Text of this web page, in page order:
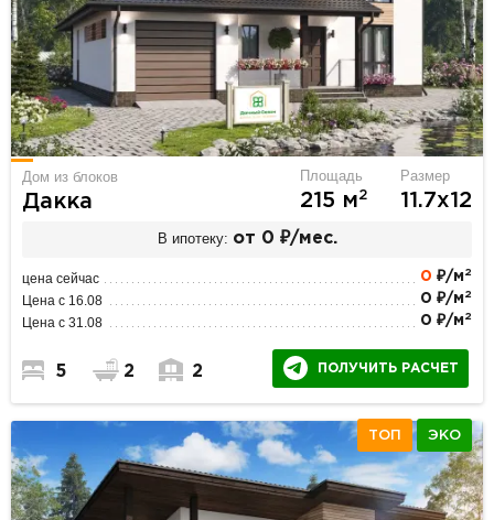
Дом из блоков
Дакка
Площадь
215 м2
Размер
11.7х12
В ипотеку: от 0 ₽/мес.
цена сейчас 0 ₽/м 2
Цена с 16.08 0 ₽/м 2
Цена с 31.08 0 ₽/м 2
5 2 2 ПОЛУЧИТЬ РАСЧЕТ
ТОП ЭКО